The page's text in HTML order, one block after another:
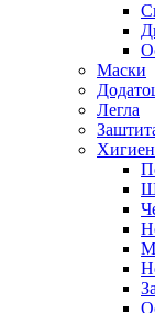
Маски
Легла